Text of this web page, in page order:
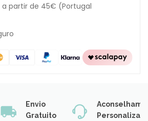
a partir de 45€ (Portugal
Envio
Gratuito